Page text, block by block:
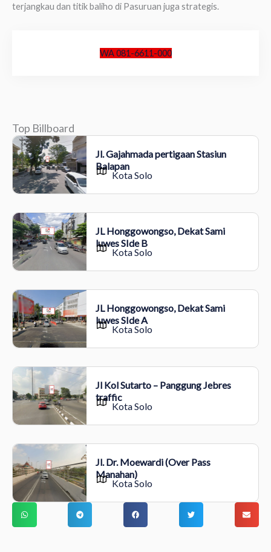
terjangkau dan titik baliho di Pasuruan juga strategis.
WA 081-6611-000
Top Billboard
Jl. Gajahmada pertigaan Stasiun
Balapan
Kota Solo
JL Honggowongso, Dekat Sami
luwes SIde B
Kota Solo
JL Honggowongso, Dekat Sami
luwes SIde A
Kota Solo
Jl Kol Sutarto – Panggung Jebres
traffic
Kota Solo
Jl. Dr. Moewardi (Over Pass
Manahan)
Kota Solo